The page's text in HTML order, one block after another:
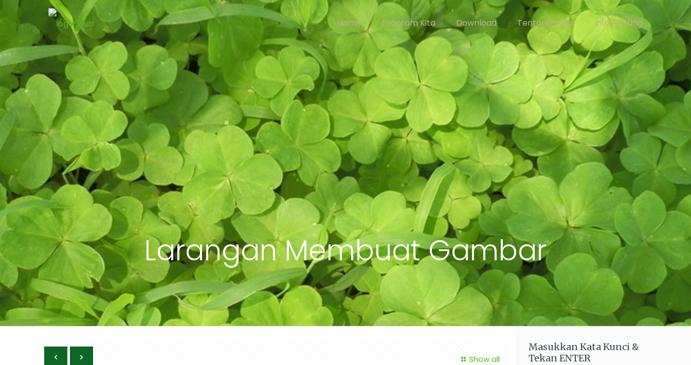
Home Program Kita Download Tentang Kami Info Penting
Larangan Membuat Gambar
Show all
Masukkan Kata Kunci &
Tekan ENTER